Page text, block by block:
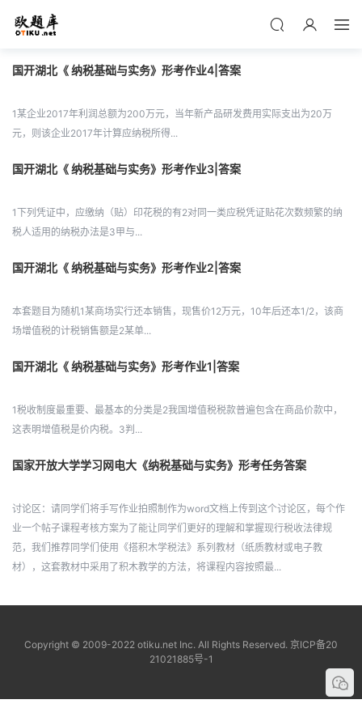
国开湖北《 纳税基础与实务》形考作业4|答案
1某企业2017年利润总额为200万元，当年新产品研发费用实际支出为20万
元，则该企业2017年计算应纳税所得...
国开湖北《 纳税基础与实务》形考作业3|答案
1下列凭证中，应缴纳（贴）印花税的有2对同一类应税凭证贴花次数频繁的纳
税人适用的纳税办法是3甲与...
国开湖北《 纳税基础与实务》形考作业2|答案
本套题目为随机1某商场实行还本销售，现售价12万元，10年后还本1/2，该商
场增值税的计税销售额是2某单...
国开湖北《 纳税基础与实务》形考作业1|答案
1税收制度最重要、最基本的分类是2我国增值税税款普遍包含在商品价款中，
这表明增值税是价内税。3判...
国家开放大学学习网电大《纳税基础与实务》形考任务答案
讨论区：请同学们将手写作业拍照制作为word文档上传到这个讨论区，每个作
业一个帖子课程考核方案为了能让同学们更好的理解和掌握现行税收法律规
范，我们推荐同学们使用《搭积木学税法》系列教材（纸质教材或电子教
材），这套教材中采用了积木教学的方法，将课程内容按照最...
Copyright © 2009-2022 otiku.net Inc. All Rights Reserved. 京ICP备20
21021885号-1